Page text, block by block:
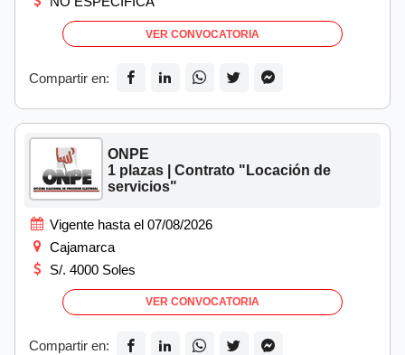
VER CONVOCATORIA
Compartir en:
ONPE
1 plazas | Contrato "Locación de
servicios"
Vigente hasta el 07/08/2026
Cajamarca
S/. 4000 Soles
VER CONVOCATORIA
Compartir en: